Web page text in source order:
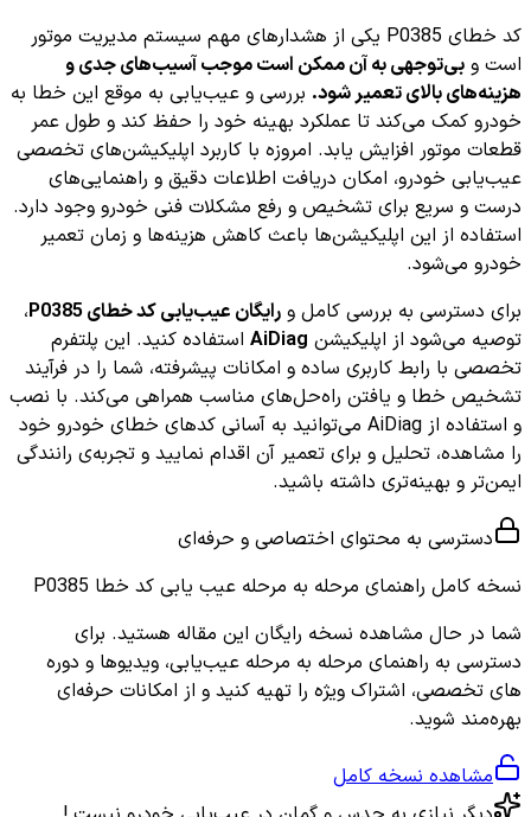
کد خطای P0385 یکی از هشدارهای مهم سیستم مدیریت موتور
است و بی‌توجهی به آن ممکن است موجب آسیب‌های جدی و
هزینه‌های بالای تعمیر شود. بررسی و عیب‌یابی به موقع این خطا به
خودرو کمک می‌کند تا عملکرد بهینه خود را حفظ کند و طول عمر
قطعات موتور افزایش یابد. امروزه با کاربرد اپلیکیشن‌های تخصصی
عیب‌یابی خودرو، امکان دریافت اطلاعات دقیق و راهنمایی‌های
درست و سریع برای تشخیص و رفع مشکلات فنی خودرو وجود دارد.
استفاده از این اپلیکیشن‌ها باعث کاهش هزینه‌ها و زمان تعمیر
خودرو می‌شود.
برای دسترسی به بررسی کامل و رایگان عیب‌یابی کد خطای P0385
،
توصیه می‌شود از اپلیکیشن AiDiag استفاده کنید. این پلتفرم
تخصصی با رابط کاربری ساده و امکانات پیشرفته، شما را در فرآیند
تشخیص خطا و یافتن راه‌حل‌های مناسب همراهی می‌کند. با نصب
و استفاده از AiDiag می‌توانید به آسانی کدهای خطای خودرو خود
را مشاهده، تحلیل و برای تعمیر آن اقدام نمایید و تجربه‌ی رانندگی
ایمن‌تر و بهینه‌تری داشته باشید.
دسترسی به محتوای اختصاصی و حرفه‌ای
نسخه کامل راهنمای مرحله به مرحله عیب یابی کد خطا P0385
شما در حال مشاهده نسخه رایگان این مقاله هستید. برای
دسترسی به راهنمای مرحله به مرحله عیب‌یابی، ویدیوها و دوره
های تخصصی، اشتراک ویژه را تهیه کنید و از امکانات حرفه‌ای
بهره‌مند شوید.
مشاهده نسخه کامل